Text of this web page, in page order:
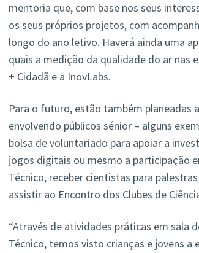
mentoria que, com base nos seus
os seus próprios projetos, com
longo do ano letivo. Haverá ainda uma
quais a medição da qualidade do ar nas
+ Cidadã e a InovLabs.
Para o futuro, estão também planeadas
envolvendo públicos sénior – alguns
bolsa de voluntariado para apoiar a
jogos digitais ou mesmo a participação
Técnico, receber cientistas para
assistir ao Encontro dos Clubes de
“Através de atividades práticas em sala
Técnico, temos visto crianças e jovens